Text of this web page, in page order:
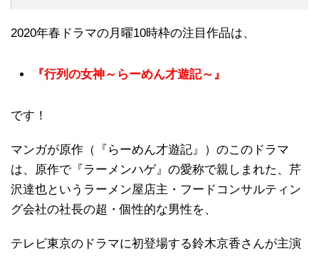
2020年春ドラマの月曜10時枠の注目作品は、
『行列の女神～らーめん才遊記～』
です！
マンガが原作（『らーめん才遊記』）のこのドラマ
は、原作で『ラーメンハゲ』の愛称で親しまれた、芹
沢達也というラーメン屋店主・フードコンサルティン
グ会社の社長の超・個性的な男性を、
テレビ東京のドラマに初登場する鈴木京香さんが主演